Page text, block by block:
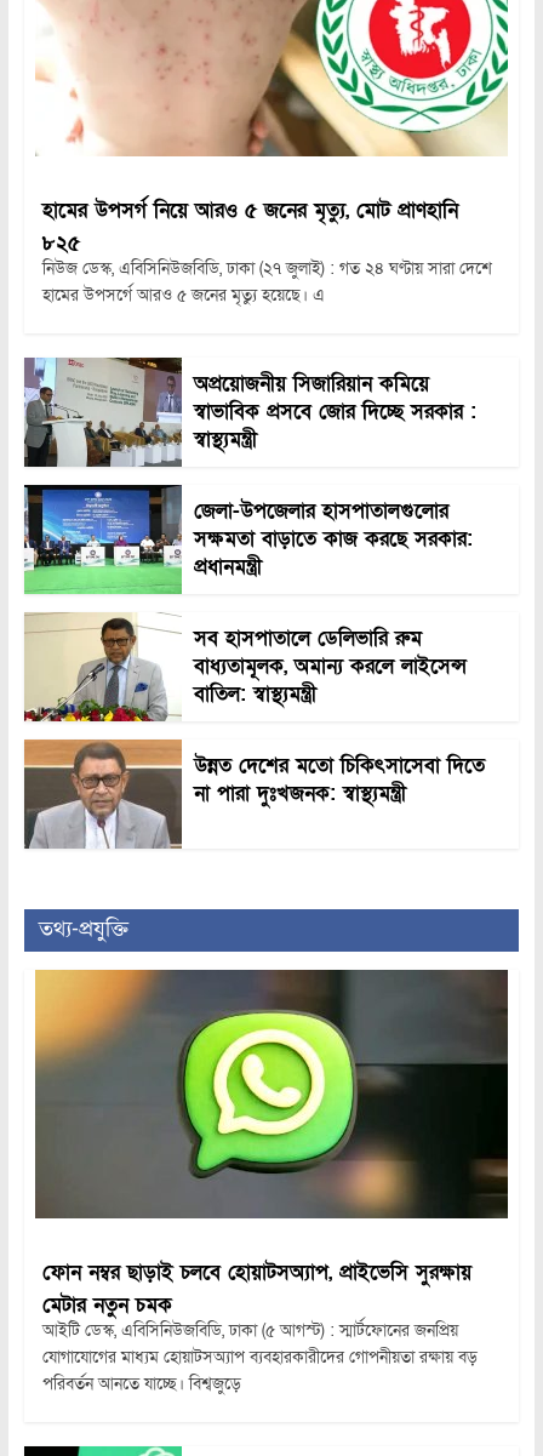
হামের উপসর্গ নিয়ে আরও ৫ জনের মৃত্যু, মোট প্রাণহানি
৮২৫
নিউজ ডেস্ক, এবিসিনিউজবিডি, ঢাকা (২৭ জুলাই) : গত ২৪ ঘণ্টায় সারা দেশে
হামের উপসর্গে আরও ৫ জনের মৃত্যু হয়েছে। এ
অপ্রয়োজনীয় সিজারিয়ান কমিয়ে
স্বাভাবিক প্রসবে জোর দিচ্ছে সরকার :
স্বাস্থ্যমন্ত্রী
জেলা-উপজেলার হাসপাতালগুলোর
সক্ষমতা বাড়াতে কাজ করছে সরকার:
প্রধানমন্ত্রী
সব হাসপাতালে ডেলিভারি রুম
বাধ্যতামূলক, অমান্য করলে লাইসেন্স
বাতিল: স্বাস্থ্যমন্ত্রী
উন্নত দেশের মতো চিকিৎসাসেবা দিতে
না পারা দুঃখজনক: স্বাস্থ্যমন্ত্রী
তথ্য-প্রযুক্তি
ফোন নম্বর ছাড়াই চলবে হোয়াটসঅ্যাপ, প্রাইভেসি সুরক্ষায়
মেটার নতুন চমক
আইটি ডেস্ক, এবিসিনিউজবিডি, ঢাকা (৫ আগস্ট) : স্মার্টফোনের জনপ্রিয়
যোগাযোগের মাধ্যম হোয়াটসঅ্যাপ ব্যবহারকারীদের গোপনীয়তা রক্ষায় বড়
পরিবর্তন আনতে যাচ্ছে। বিশ্বজুড়ে